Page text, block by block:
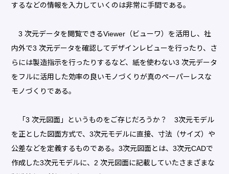
するなどの情報を入力していくのは非常に手間である。
3 次元データを閲覧できるViewer（ビューワ）を活用し、社
内外で3 次元データを確認してデザインレビューを行ったり、さ
らには製造指示を行ったりするなど、紙を使わない3 次元データ
をフルに活用した効率の良いモノづくりが真のペーパーレスな
モノづくりである。
「3 次元図面」というものをご存じだろうか？ 3次元モデル
を正とした図面方式で、3次元モデルに直接、寸法（サイズ）や
公差などを定義するものである。3次元図面とは、3次元CADで
作成した3次元モデルに、2 次元図面に記載していたさまざまな